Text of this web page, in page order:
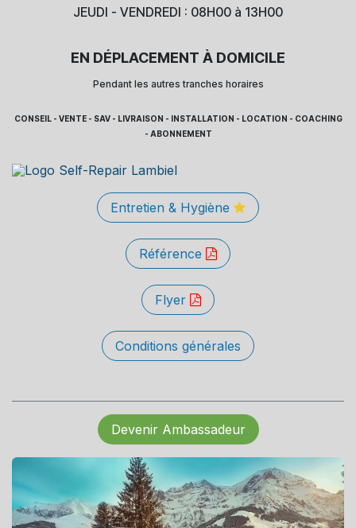
JEUDI - VENDREDI : 08H00 à 13H00
EN DÉPLACEMENT À DOMICILE
Pendant les autres tranches horaires
CONSEIL - VENTE - SAV - LIVRAISON - INSTALLATION - LOCATION - COACHING
- ABONNEMENT
Entretien & Hygiène
Référence
Flyer
Conditions générales
Devenir Ambassadeur